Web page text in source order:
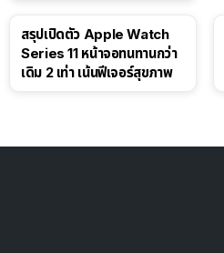
สรุปเปิดตัว Apple Watch
Series 11 หน้าจอทนทานกว่า
เดิม 2 เท่า เน้นฟีเจอร์สุขภาพ